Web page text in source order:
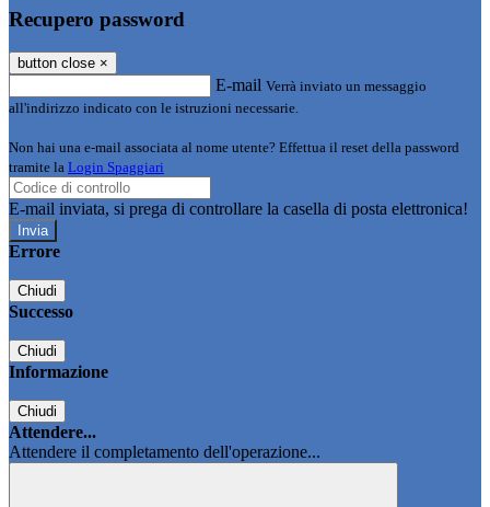
Recupero password
button close ×
E-mail Verrà inviato un messaggio
all'indirizzo indicato con le istruzioni necessarie.
Non hai una e-mail associata al nome utente? Effettua il reset della password
tramite la Login Spaggiari
E-mail inviata, si prega di controllare la casella di posta elettronica!
Errore
Chiudi
Successo
Chiudi
Informazione
Chiudi
Attendere...
Attendere il completamento dell'operazione...